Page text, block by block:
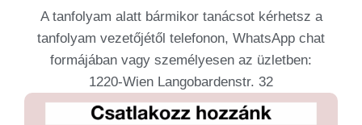
A tanfolyam alatt bármikor tanácsot kérhetsz a
tanfolyam vezetőjétől telefonon, WhatsApp chat
formájában vagy személyesen az üzletben:
1220-Wien Langobardenstr. 32